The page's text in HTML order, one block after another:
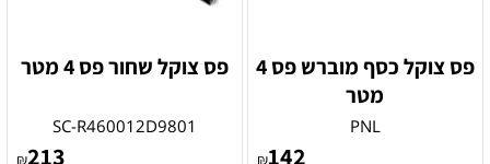
פס צוקל כסף מוברש פס 4
מטר
PNL
₪142
פס צוקל שחור פס 4 מטר
SC-R460012D9801
₪213